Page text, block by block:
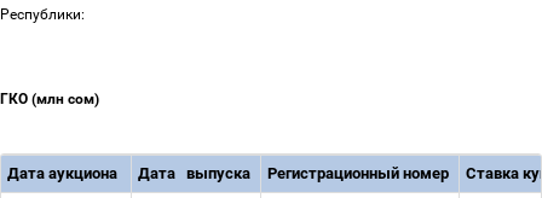
Республики:
ГКО (млн сом)
Дата аукциона Дата выпуска Регистрационный номер Ставка